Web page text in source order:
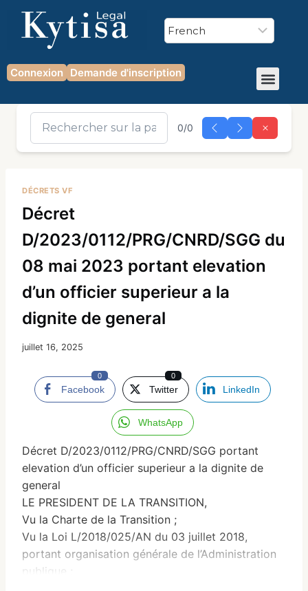
Connexion Demande d'inscription
0/0
DÉCRETS VF
Décret
D/2023/0112/PRG/CNRD/SGG du
08 mai 2023 portant elevation
d’un officier superieur a la
dignite de general
juillet 16, 2025
Facebook
0
Twitter
0
LinkedIn
WhatsApp
Décret D/2023/0112/PRG/CNRD/SGG portant
elevation d’un officier superieur a la dignite de
general
LE PRESIDENT DE LA TRANSITION,
Vu la Charte de la Transition ;
Vu la Loi L/2018/025/AN du 03 juillet 2018,
portant organisation générale de l’Administration
publique ;